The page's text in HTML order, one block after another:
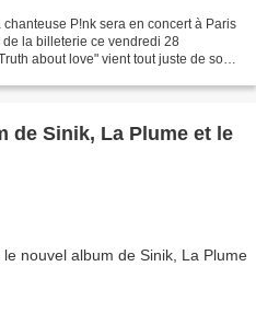
P!nk sera en concert à Paris
la billeterie ce vendredi 28
about love" vient tout juste de sortir
de Sinik, La Plume et le